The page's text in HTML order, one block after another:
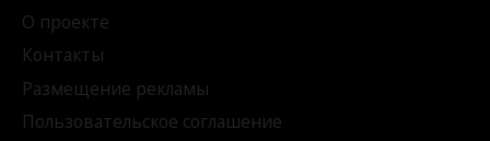
О проекте
Контакты
Размещение рекламы
Пользовательское соглашение